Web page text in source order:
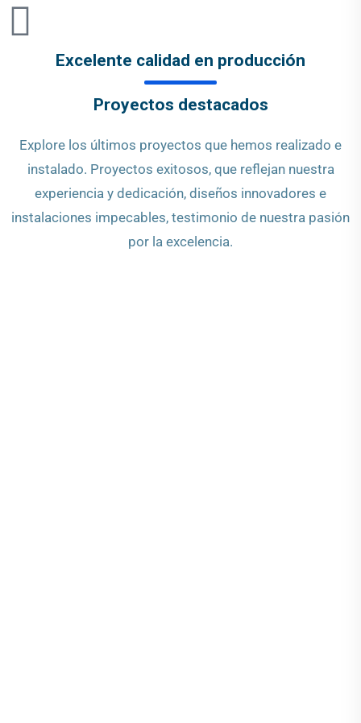
Excelente calidad en producción
Proyectos destacados
Explore los últimos proyectos que hemos realizado e
instalado. Proyectos exitosos, que reflejan nuestra
experiencia y dedicación, diseños innovadores e
instalaciones impecables, testimonio de nuestra pasión
por la excelencia.